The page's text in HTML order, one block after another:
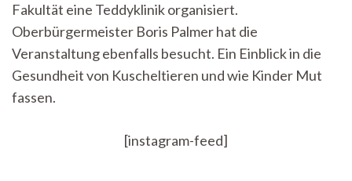
voller
Erfolg
im
Fakultät eine Teddyklinik organisiert.
Oberbürgermeister Boris Palmer hat die
Veranstaltung ebenfalls besucht. Ein Einblick in die
Gesundheit von Kuscheltieren und wie Kinder Mut
fassen.
[instagram-feed]